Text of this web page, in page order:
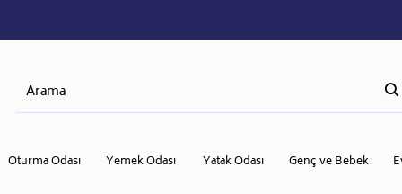
Oturma Odası Yemek Odası Yatak Odası Genç ve Bebek